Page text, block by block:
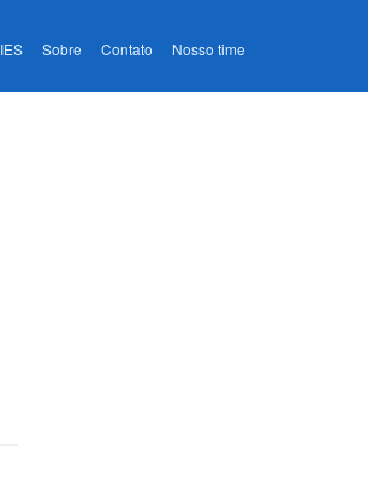
IES Sobre Contato Nosso time